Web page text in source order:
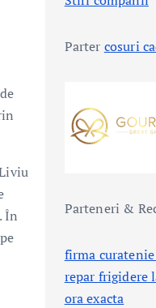
În
Parter cosuri
Parteneri &
firma
repar frigidere
ora exacta